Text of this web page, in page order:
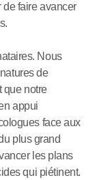
de faire avancer
Nous
de
que notre
appui
face aux
plus grand
les plans
qui piétinent.